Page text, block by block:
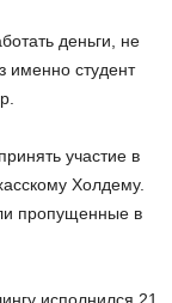
деньги, не
именно студент
участие в
Холдему.
пропущенные в